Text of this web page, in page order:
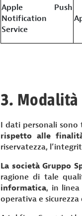
Apple Push
Notification
Service
3.
I dati personali
rispetto alle
riservatezza,
La società Gruppo
ragione di tale
informatica, in
operativa e